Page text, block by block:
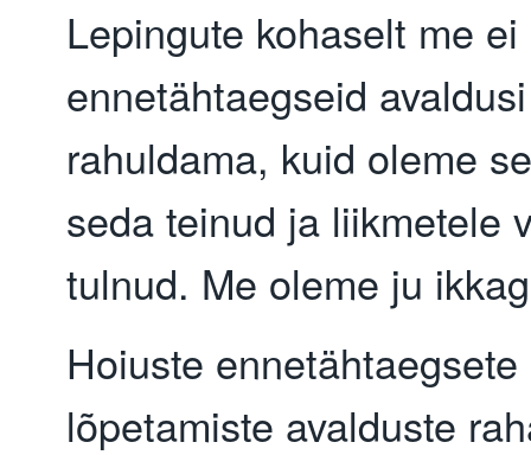
Lepingute kohaselt me
ennetähtaegseid avaldusi
rahuldama, kuid oleme
seda teinud ja liikmetele
tulnud. Me oleme ju
Hoiuste ennetähtaegsete
lõpetamiste avalduste